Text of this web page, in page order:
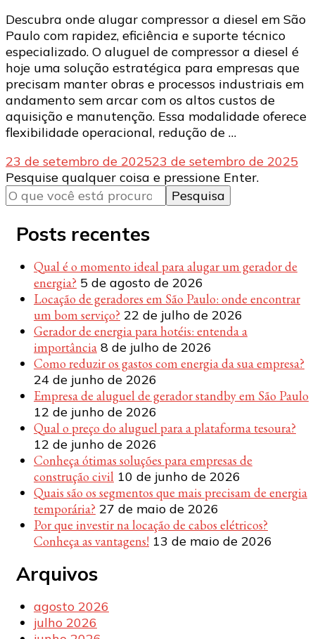
Descubra onde alugar compressor a diesel em São
Paulo com rapidez, eficiência e suporte técnico
especializado. O aluguel de compressor a diesel é
hoje uma solução estratégica para empresas que
precisam manter obras e processos industriais em
andamento sem arcar com os altos custos de
aquisição e manutenção. Essa modalidade oferece
flexibilidade operacional, redução de …
23 de setembro de 202523 de setembro de 2025
Procurando
algo?
Pesquise qualquer coisa e pressione Enter.
Posts recentes
Qual é o momento ideal para alugar um gerador de
energia? 5 de agosto de 2026
Locação de geradores em São Paulo: onde encontrar
um bom serviço? 22 de julho de 2026
Gerador de energia para hotéis: entenda a
importância 8 de julho de 2026
Como reduzir os gastos com energia da sua empresa?
24 de junho de 2026
Empresa de aluguel de gerador standby em São Paulo
12 de junho de 2026
Qual o preço do aluguel para a plataforma tesoura?
12 de junho de 2026
Conheça ótimas soluções para empresas de
construção civil 10 de junho de 2026
Quais são os segmentos que mais precisam de energia
temporária? 27 de maio de 2026
Por que investir na locação de cabos elétricos?
Conheça as vantagens! 13 de maio de 2026
Arquivos
agosto 2026
julho 2026